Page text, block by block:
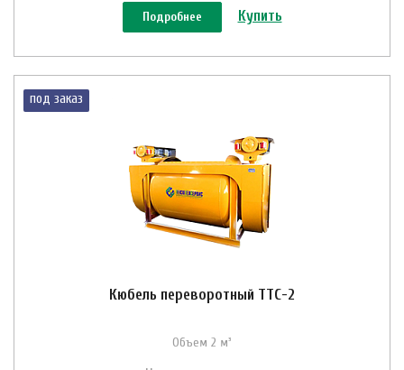
Подробнее Купить
под заказ
Кюбель переворотный ТТС-2
Объем 2 м³